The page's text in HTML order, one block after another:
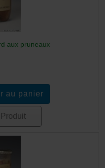
aux pruneaux